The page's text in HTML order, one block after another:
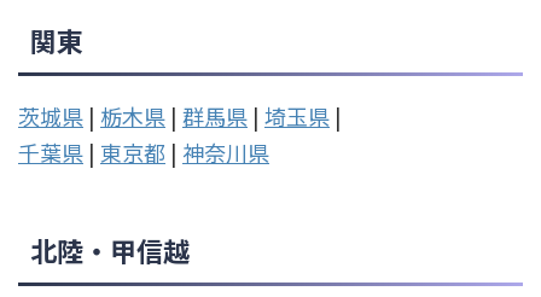
関東
茨城県 | 栃木県 | 群馬県 | 埼玉県 |
千葉県 | 東京都 | 神奈川県
北陸・甲信越